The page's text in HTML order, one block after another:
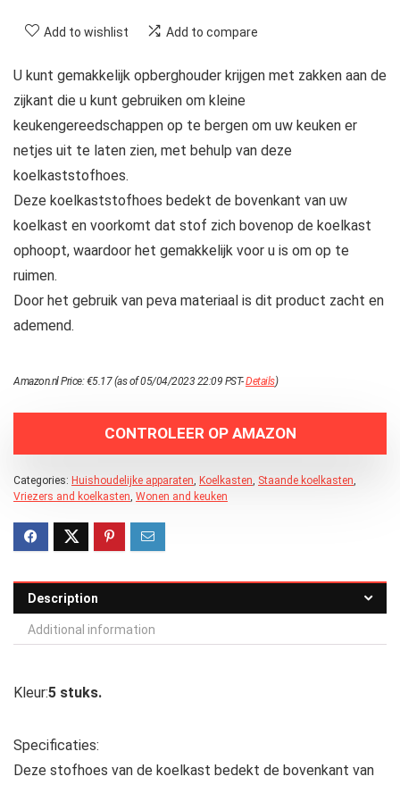
Add to wishlist Add to compare
U kunt gemakkelijk opberghouder krijgen met zakken aan de
zijkant die u kunt gebruiken om kleine
keukengereedschappen op te bergen om uw keuken er
netjes uit te laten zien, met behulp van deze
koelkaststofhoes.
Deze koelkaststofhoes bedekt de bovenkant van uw
koelkast en voorkomt dat stof zich bovenop de koelkast
ophoopt, waardoor het gemakkelijk voor u is om op te
ruimen.
Door het gebruik van peva materiaal is dit product zacht en
ademend.
Amazon.nl Price:€5.17(as of 05/04/2023 22:09 PST-Details)
CONTROLEER OP AMAZON
Categories: Huishoudelijke apparaten Koelkasten Staande koelkasten
Vriezers and koelkasten Wonen and keuken
Description
Additional information
Kleur:5 stuks.
Specificaties:
Deze stofhoes van de koelkast bedekt de bovenkant van